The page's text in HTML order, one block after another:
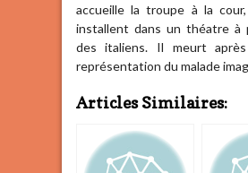
accueille la troupe à la
installent dans un théatre à
des italiens. Il meurt
représentation du malade
Articles Similaires: